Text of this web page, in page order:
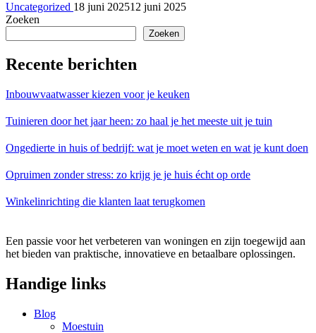
Uncategorized 18 juni 202512 juni 2025
Zoeken
Zoeken
Recente berichten
Inbouwvaatwasser kiezen voor je keuken
Tuinieren door het jaar heen: zo haal je het meeste uit je tuin
Ongedierte in huis of bedrijf: wat je moet weten en wat je kunt doen
Opruimen zonder stress: zo krijg je je huis écht op orde
Winkelinrichting die klanten laat terugkomen
Een passie voor het verbeteren van woningen en zijn toegewijd aan
het bieden van praktische, innovatieve en betaalbare oplossingen.
Handige links
Blog
Moestuin